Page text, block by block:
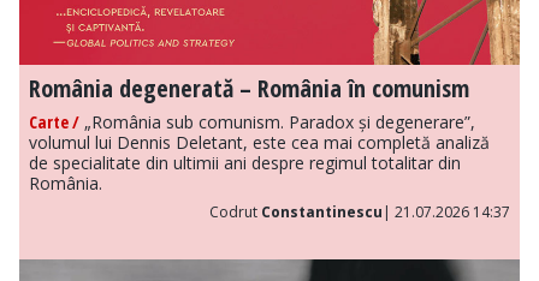
România degenerată – România în comunism
Carte / „România sub comunism. Paradox și degenerare”,
volumul lui Dennis Deletant, este cea mai completă analiză
de specialitate din ultimii ani despre regimul totalitar din
România.
Codrut Constantinescu | 21.07.2026 14:37